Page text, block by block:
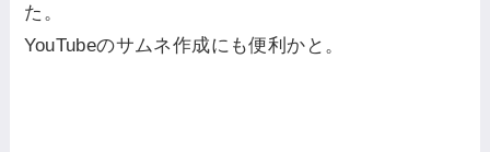
た。
YouTubeのサムネ作成にも便利かと。